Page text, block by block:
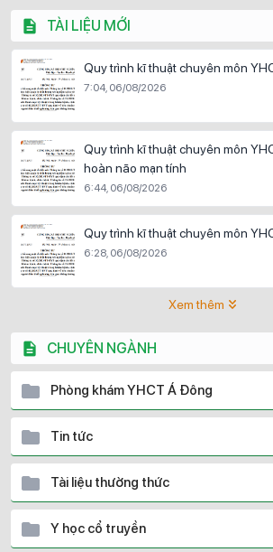
TÀI LIỆU MỚI
Quy trình kĩ thuật chuyên môn
7:04, 06/08/2026
Quy trình kĩ thuật chuyên môn
hoàn não mạn tính
6:44, 06/08/2026
Quy trình kĩ thuật chuyên môn
6:28, 06/08/2026
Xem thêm
CHUYÊN NGÀNH
Phòng khám YHCT Á Đông
Tin tức
Tài liệu thường thức
Y học cổ truyền